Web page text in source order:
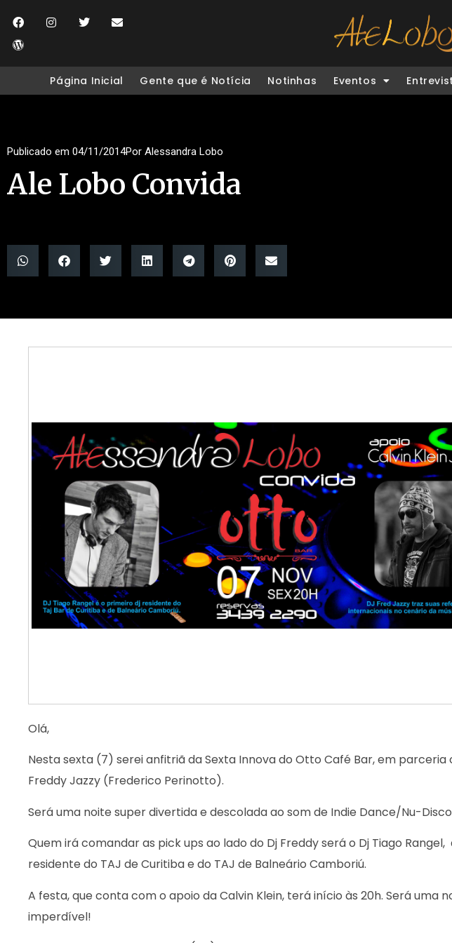
Página Inicial Gente que é Notícia Notinhas Eventos
Publicado em 04/11/2014Por Alessandra Lobo
Ale Lobo Convida
Olá,
Nesta sexta (7) serei anfitriã da Sexta Innova do Otto Café Bar, em parceria
Freddy Jazzy (Frederico Perinotto).
Será uma noite super divertida e descolada ao som de Indie Dance/Nu-Disco
Quem irá comandar as pick ups ao lado do Dj Freddy será o Dj Tiago Rangel,
residente do TAJ de Curitiba e do TAJ de Balneário Camboriú.
A festa, que conta com o apoio da Calvin Klein, terá início às 20h. Será uma
imperdível!